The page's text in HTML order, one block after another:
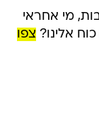
מי אחראי
אלינו? צפו